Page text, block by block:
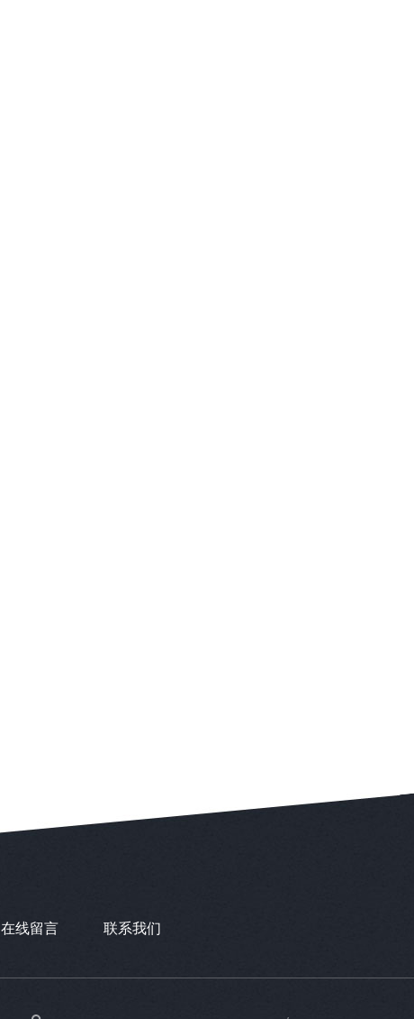
在线留言 联系我们